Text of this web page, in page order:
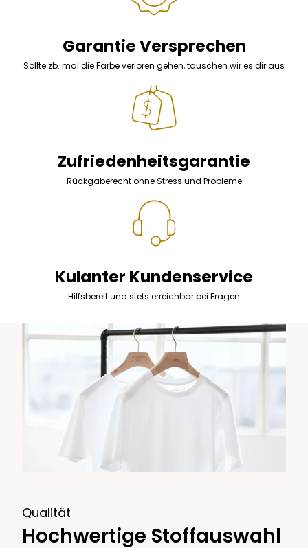
Garantie Versprechen
Sollte zb. mal die Farbe verloren gehen, tauschen wir es dir aus
Zufriedenheitsgarantie
Rückgaberecht ohne Stress und Probleme
Kulanter Kundenservice
Hilfsbereit und stets erreichbar bei Fragen
Qualität
Hochwertige Stoffauswahl